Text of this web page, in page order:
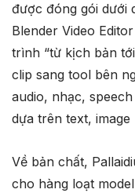
được đóng gói dưới
Blender Video
trình “từ kịch bản
clip sang tool bên
audio, nhạc,
dựa trên text,
Về bản chất,
cho hàng loạt